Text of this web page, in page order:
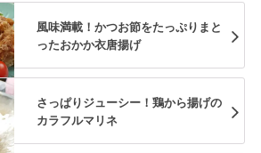
風味満載！かつお節をたっぷりまと
ったおかか衣唐揚げ
さっぱりジューシー！鶏から揚げの
カラフルマリネ